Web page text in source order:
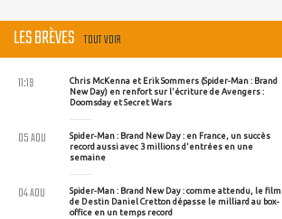
LES BRÈVES TOUT VOIR
Chris McKenna et Erik Sommers (Spider-Man : Brand
New Day) en renfort sur l'écriture de Avengers :
Doomsday et Secret Wars
11:19
Spider-Man : Brand New Day : en France, un succès
record aussi avec 3 millions d'entrées en une
semaine
05 AOU
Spider-Man : Brand New Day : comme attendu, le film
de Destin Daniel Cretton dépasse le milliard au box-
office en un temps record
04 AOU